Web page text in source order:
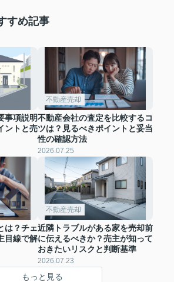
すめ記事
事項説明
ントと売
不動産売却
不動産会社の査定を比較するコ
ツは？見るべきポイントと妥当
性の確認方法
2026.07.25
は？チェ
目線で解
不動産売却
近隣トラブルがある家を売却前
に伝えるべきか？売主が知って
おきたいリスクと判断基準
2026.07.23
もっと見る